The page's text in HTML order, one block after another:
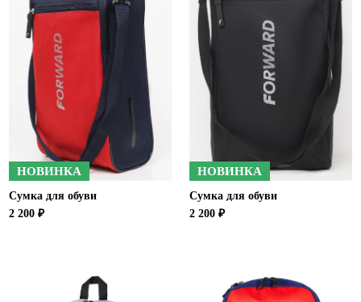
НОВИНКА
Сумка для обуви
2 200 ₽
НОВИНКА
Сумка для обуви
2 200 ₽